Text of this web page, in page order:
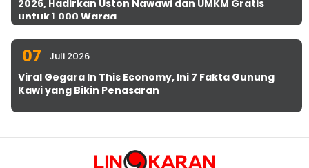
2026, Hadirkan Uston Nawawi dan UMKM Gratis
untuk 1.000 Warga
07 Juli 2026
Viral Gegara In This Economy, Ini 7 Fakta Gunung
Kawi yang Bikin Penasaran